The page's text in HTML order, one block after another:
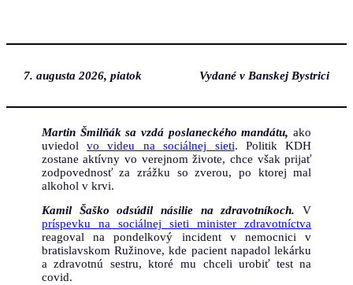
7. augusta 2026, piatok Vydané v Banskej Bystrici
Martin Šmilňák sa vzdá poslaneckého mandátu, ako
uviedolvo videu na sociálnej sieti. Politik KDH
zostane aktívny vo verejnom živote, chce však prijať
zodpovednosť za zrážku so zverou, po ktorej mal
alkohol v krvi.
Kamil Šaško odsúdil násilie na zdravotníkoch. V
príspevku na sociálnej sieti minister zdravotníctva
reagoval na pondelkový incident v nemocnici v
bratislavskom Ružinove, kde pacient napadol lekárku
a zdravotnú sestru, ktoré mu chceli urobiť test na
covid.